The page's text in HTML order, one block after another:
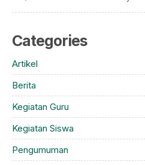
Categories
Artikel
Berita
Kegiatan Guru
Kegiatan Siswa
Pengumuman